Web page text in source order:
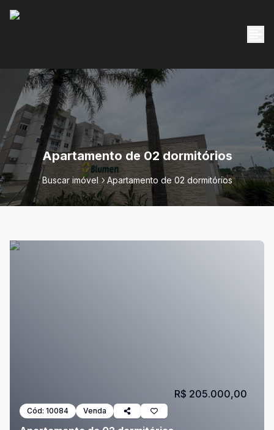
Apartamento de 02 dormitórios
Buscar imóvel Apartamento de 02 dormitórios
Cód: 10084 Venda
R$ 205.000,00